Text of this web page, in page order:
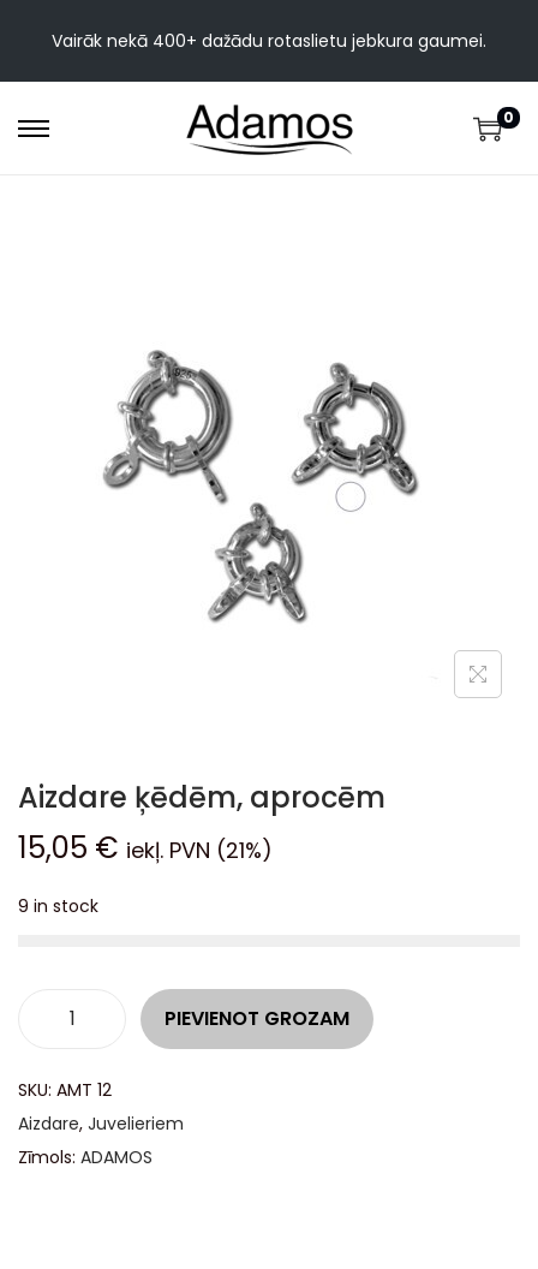
Vairāk nekā 400+ dažādu rotaslietu jebkura gaumei.
0
Aizdare ķēdēm, aprocēm
15,05 € iekļ. PVN (21%)
9 in stock
PIEVIENOT GROZAM
SKU: AMT 12
Aizdare, Juvelieriem
Zīmols: ADAMOS